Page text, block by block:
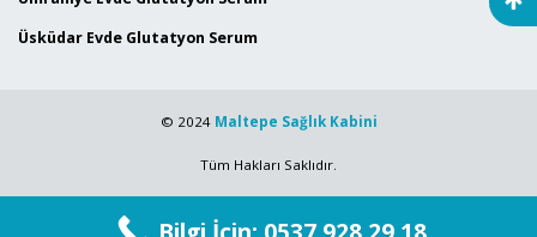
Üsküdar Evde Glutatyon Serum
© 2024 Maltepe Sağlık Kabini
Tüm Hakları Saklıdır.